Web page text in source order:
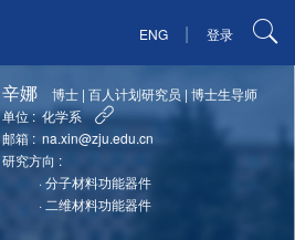
ENG | 登录
辛娜 博士 |百人计划研究员 |博士生导师
单位 : 化学系
邮箱 : na.xin@zju.edu.cn
研究方向 :
·分子材料功能器件
· 二维材料功能器件